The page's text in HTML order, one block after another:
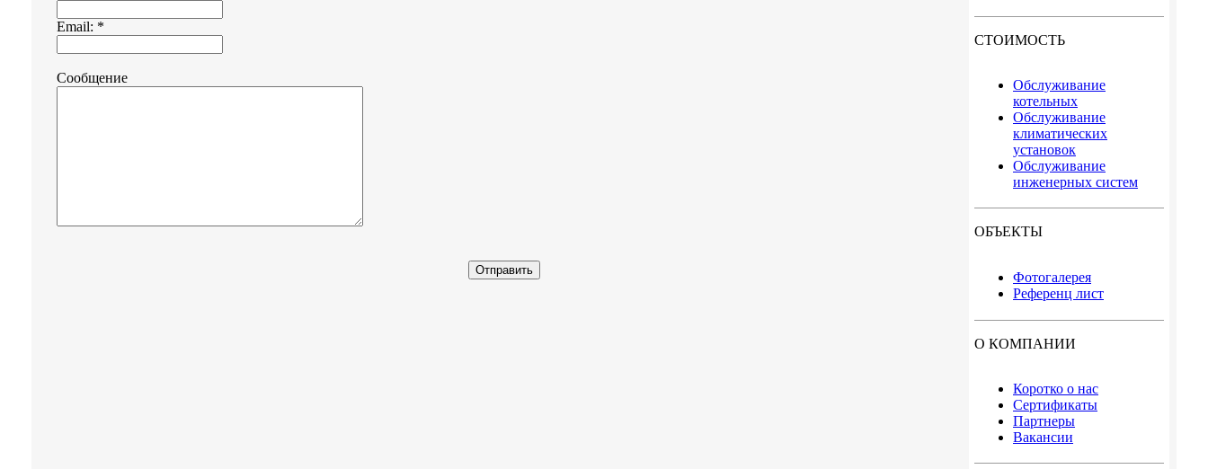
Email: *
Сообщение
СТОИМОСТЬ
Обслуживание
котельных
Обслуживание
климатических
установок
Обслуживание
инженерных систем
ОБЪЕКТЫ
Фотогалерея
Референц лист
О КОМПАНИИ
Коротко о нас
Сертификаты
Партнеры
Вакансии